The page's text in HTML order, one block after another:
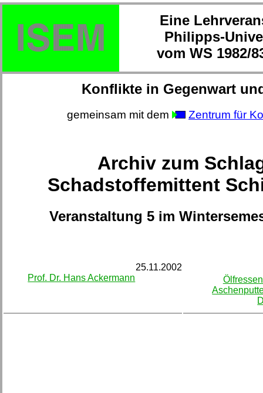
Eine
Philipps-
vom WS 1982/
Konflikte in Gegenwart
gemeinsam mit dem Zentrum für
Archiv zum
Schadstoffemittent
Veranstaltung 5 im
25.11.2002
Prof. Dr. Hans Ackermann